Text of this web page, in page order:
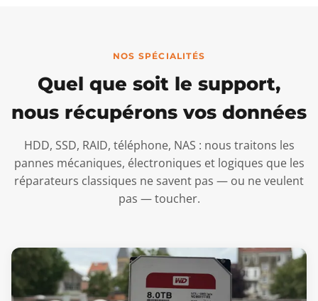
NOS SPÉCIALITÉS
Quel que soit le support,
nous récupérons vos données
HDD, SSD, RAID, téléphone, NAS : nous traitons les
pannes mécaniques, électroniques et logiques que les
réparateurs classiques ne savent pas — ou ne veulent
pas — toucher.